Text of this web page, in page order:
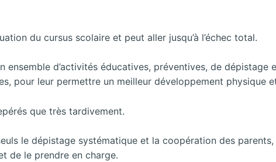
du cursus scolaire et peut aller jusqu’à l’échec total.
ensemble d’activités éducatives, préventives, de dépistage
pour leur permettre un meilleur développement physique
que très tardivement.
le dépistage systématique et la coopération des
de le prendre en charge.